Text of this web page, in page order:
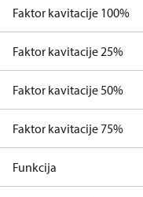
Faktor kavitacije 100%
Faktor kavitacije 25%
Faktor kavitacije 50%
Faktor kavitacije 75%
Funkcija